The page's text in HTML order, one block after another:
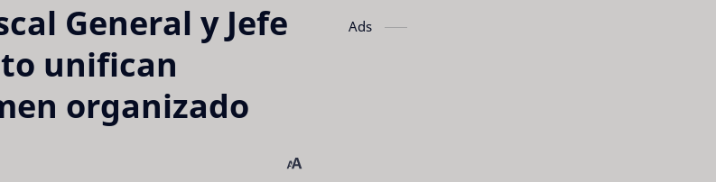
General y Jefe
unifican
organizado
Ads